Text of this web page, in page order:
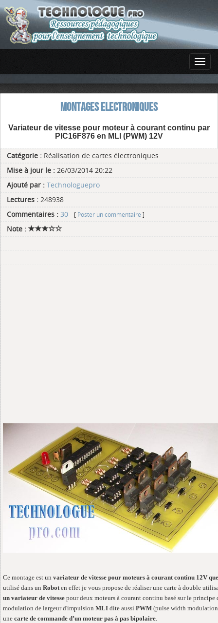
MONTAGES ELECTRONIQUES
Variateur de vitesse pour moteur à courant continu par
PIC16F876 en MLI (PWM) 12V
Catégorie : Réalisation de cartes électroniques
Mise à jour le : 26/03/2014 20:22
Ajouté par : Technologuepro
Lectures : 248938
Commentaires : 30 [ Poster un commentaire ]
Note :
Ce montage est un variateur de vitesse pour moteurs à courant continu 12V
utilisé dans un Roboten effet je vous propose de réaliser une carte à double
un variateur de vitesse pour deux moteurs à courant continu basé sur le principe
modulation de largeur d'impulsion MLI dite aussi PWM (pulse width
une carte de commande d’un moteur pas à pas bipolaire.